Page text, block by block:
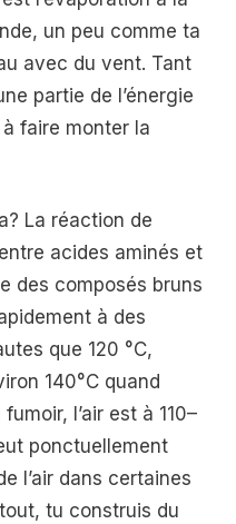
un peu comme ta
avec du vent. Tant
partie de l’énergie
faire monter la
La réaction de
acides aminés et
des composés bruns
à des
que 120 °C,
140°C quand
l’air est à 110–
ponctuellement
l’air dans certaines
tu construis du